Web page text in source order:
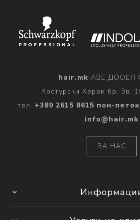
hair.mk АВЕ ДООЕЛ
Костурски Херои бр. 3в,
тел. +389 2615 8615 пон-
info@hair.mk
ЗА НАС